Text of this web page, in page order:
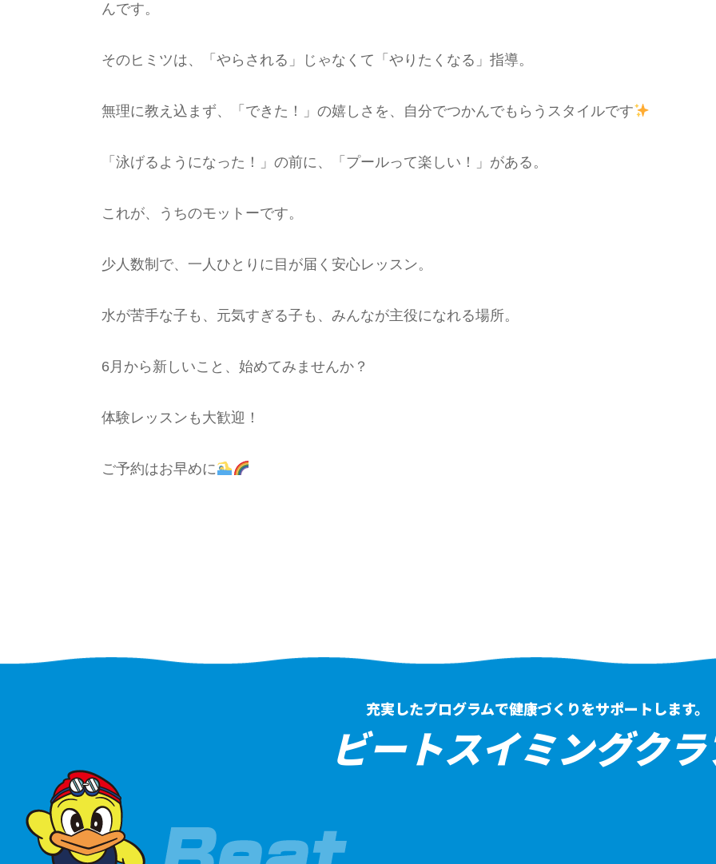
んです。
そのヒミツは、「やらされる」じゃなくて「やりたくなる」指導。
無理に教え込まず、「できた！」の嬉しさを、自分でつかんでもらうスタイルです
「泳げるようになった！」の前に、「プールって楽しい！」がある。
これが、うちのモットーです。
少人数制で、一人ひとりに目が届く安心レッスン。
水が苦手な子も、元気すぎる子も、みんなが主役になれる場所。
6月から新しいこと、始めてみませんか？
体験レッスンも大歓迎！
ご予約はお早めに
充実したプログラムで健康づくりをサポートします。
ビートスイミングク